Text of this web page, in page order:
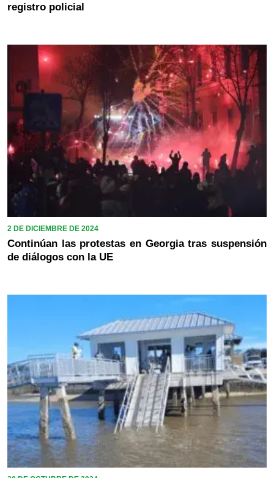
registro policial
2 DE DICIEMBRE DE 2024
Continúan las protestas en Georgia tras suspensión
de diálogos con la UE